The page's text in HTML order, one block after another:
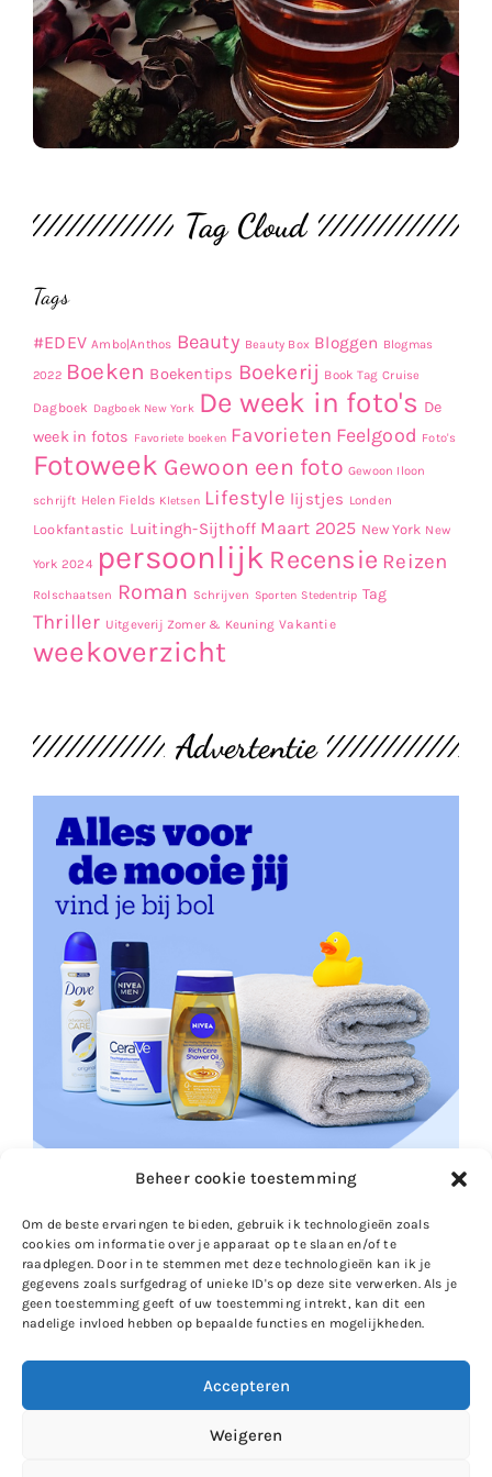
Beheer cookie toestemming
Om de beste ervaringen te bieden, gebruik ik technologieën zoals
cookies om informatie over je apparaat op te slaan en/of te
raadplegen. Door in te stemmen met deze technologieën kan ik je
gegevens zoals surfgedrag of unieke ID's op deze site verwerken. Als je
geen toestemming geeft of uw toestemming intrekt, kan dit een
nadelige invloed hebben op bepaalde functies en mogelijkheden.
Accepteren
Weigeren
Tag Cloud
Tags
#EDEV Ambo|Anthos Beauty Beauty Box Bloggen Blogmas
2022 Boeken Boekentips Boekerij Book Tag Cruise
Dagboek Dagboek New York De week in foto's De
week in fotos Favoriete boeken Favorieten Feelgood Foto's
Fotoweek Gewoon een foto Gewoon Iloon
schrijft Helen Fields Kletsen Lifestyle lijstjes Londen
Lookfantastic Luitingh-Sijthoff Maart 2025 New York New
York 2024 persoonlijk Recensie Reizen
Rolschaatsen Roman Schrijven Sporten Stedentrip Tag
Thriller Uitgeverij Zomer & Keuning Vakantie
weekoverzicht
Advertentie
Gewoon Iloon